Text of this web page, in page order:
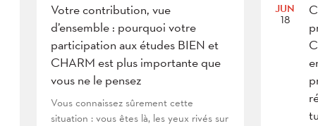
Votre contribution, vue
d’ensemble : pourquoi votre
participation aux études BIEN et
CHARM est plus importante que
vous ne le pensez
Vous connaissez sûrement cette
situation : vous êtes là, les yeux rivés sur
JUN
18